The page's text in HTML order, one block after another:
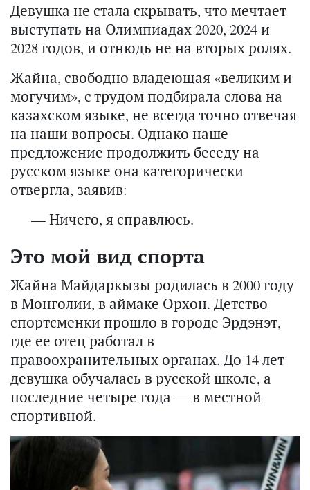
Девушка не стала скрывать, что мечтает
выступать на Олимпиадах 2020, 2024 и
2028 годов, и отнюдь не на вторых ролях.
Жайна, свободно владеющая «великим и
могучим», с трудом подбирала слова на
казахском языке, не всегда точно отвечая
на наши вопросы. Однако наше
предложение продолжить беседу на
русском языке она категорически
отвергла, заявив:
— Ничего, я справлюсь.
Это мой вид спорта
Жайна Майдаркызы родилась в 2000 году
в Монголии, в аймаке Орхон. Детство
спортсменки прошло в городе Эрдэнэт,
где ее отец работал в
правоохранительных органах. До 14 лет
девушка обучалась в русской школе, а
последние четыре года — в местной
спортивной.